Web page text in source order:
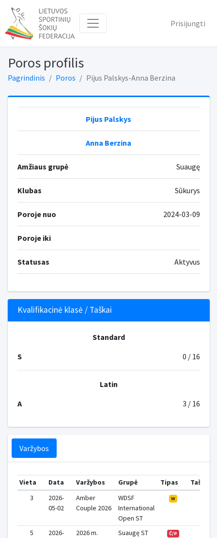
Prisijungti
Poros profilis
Pagrindinis Poros Pijus Palskys-Anna Berzina
Pijus Palskys
Anna Berzina
Amžiaus grupė Suaugę
Klubas Sūkurys
Poroje nuo 2024-03-09
Poroje iki
Statusas Aktyvus
Kvalifikacinė klasė / Taškai
Standard
S
0 / 16
Latin
A
3 / 16
Varžybos
Vieta Data Varžybos Grupė Tipas
Taškai
3
2026-
05-02
Amber
Couple 2026
WDSF
International
Open ST
W
5
2026-
2026 m.
Suaugę ST
Č/P